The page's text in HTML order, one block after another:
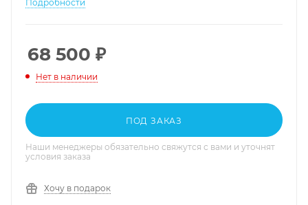
Подробности
68 500 ₽
Нет в наличии
ПОД ЗАКАЗ
Наши менеджеры обязательно свяжутся с вами и уточнят
условия заказа
Хочу в подарок